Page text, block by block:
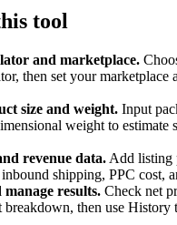
tool
and marketplace.
then set your marketplace
size and weight. Input
weight to estimate
revenue data. Add listing
shipping, PPC cost,
results. Check net
breakdown, then use History